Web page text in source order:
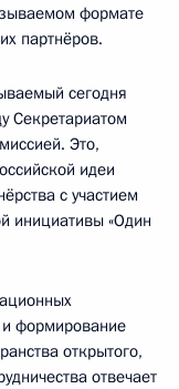
формате
партнёров.
сегодня
Секретариатом
Это,
идеи
с участием
инициативы «Один
формирование
открытого,
отвечает